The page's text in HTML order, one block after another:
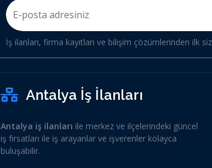
İş ilanları, firma kayıtları ve bilişim çözümlerinden ilk
Antalya İş İlanları
Antalya iş ilanları ile merkez ve ilçelerindeki güncel
iş fırsatları ile iş arayanlar ve işverenler kolayca
buluşabilir.